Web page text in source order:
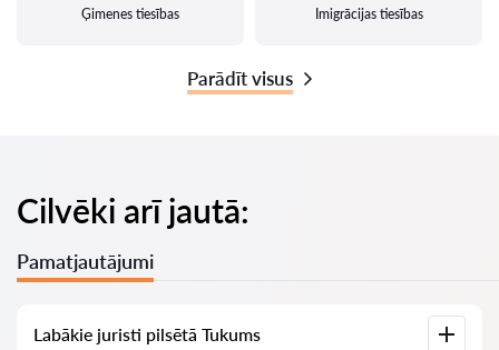
Ģimenes tiesības Imigrācijas tiesības
Parādīt visus
Cilvēki arī jautā:
Pamatjautājumi
Labākie juristi pilsētā Tukums